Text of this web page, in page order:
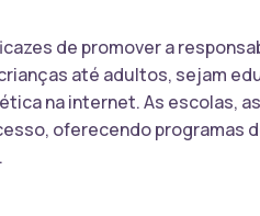
de promover a
até adultos, sejam
na internet. As escolas,
oferecendo programas